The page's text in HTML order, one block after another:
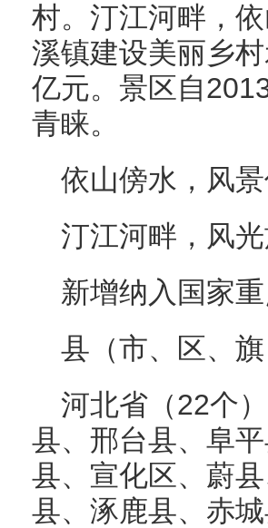
村。汀江河畔，
溪镇建设美丽乡
亿元。景区自
青睐。
依山傍水，风
汀江河畔，风
新增纳入国家
县（市、区、
河北省（22个
县、邢台县、阜
县、宣化区、蔚
县、涿鹿县、赤